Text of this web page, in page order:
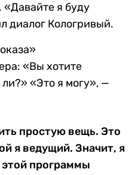
я буду
диалог Кологривый.
«Вы хотите
ли?» «Это я могу», —
простую вещь. Это
я ведущий. Значит, я
программы